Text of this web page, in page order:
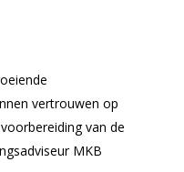
vertrouwen op
van de
MKB